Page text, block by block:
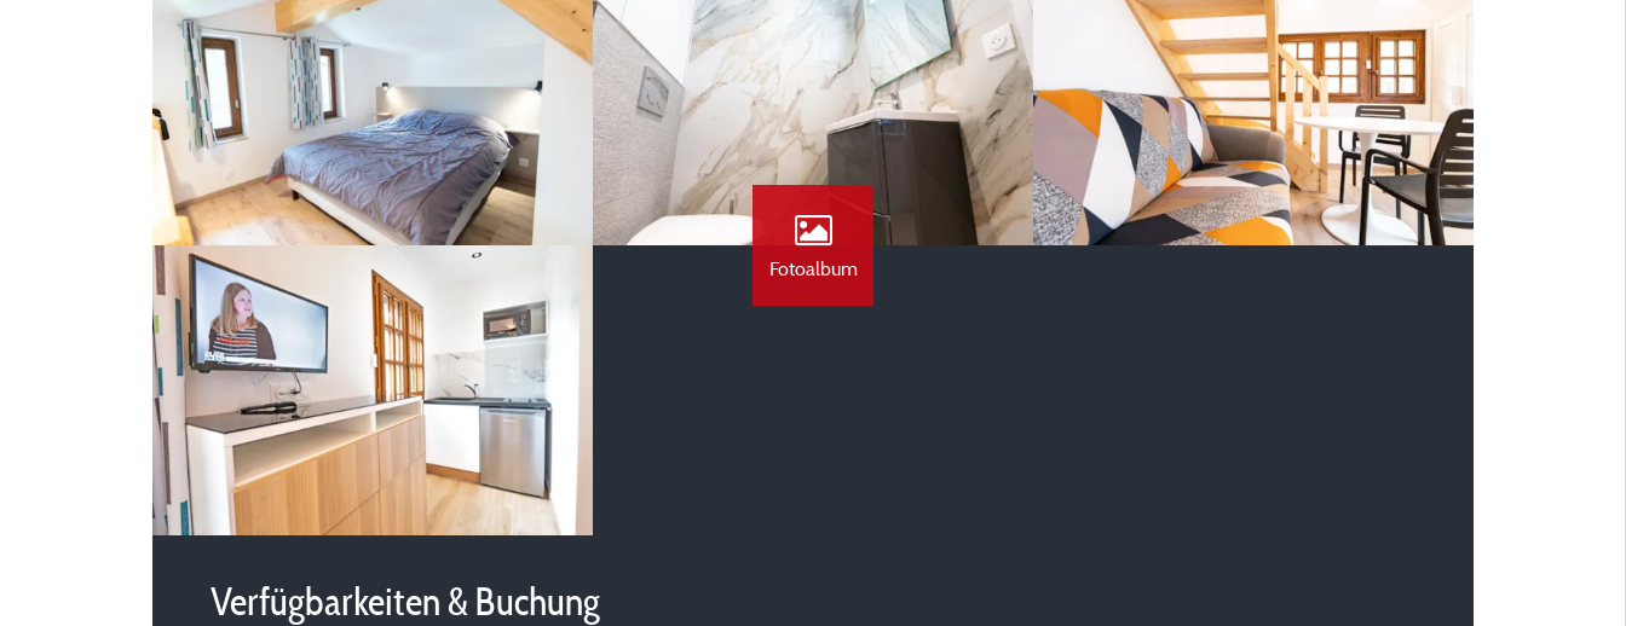
Fotoalbum
Verfügbarkeiten & Buchung